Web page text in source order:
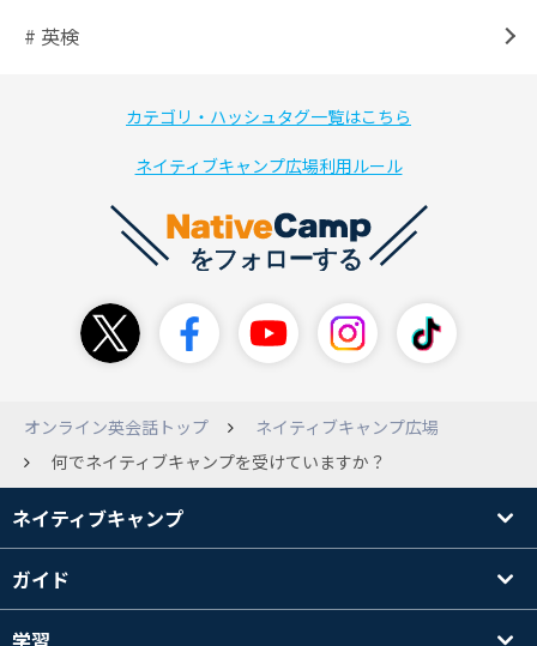
# 英検
カテゴリ・ハッシュタグ一覧はこちら
ネイティブキャンプ広場利用ルール
オンライン英会話トップ
ネイティブキャンプ広場
何でネイティブキャンプを受けていますか？
ネイティブキャンプ
ガイド
学習